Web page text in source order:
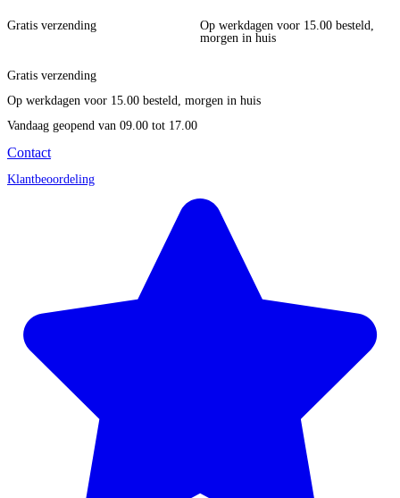
Gratis verzending
Op werkdagen voor 15.00 besteld,
morgen in huis
Gratis verzending
Op werkdagen voor 15.00 besteld, morgen in huis
Vandaag geopend van 09.00 tot 17.00
Contact
Klantbeoordeling